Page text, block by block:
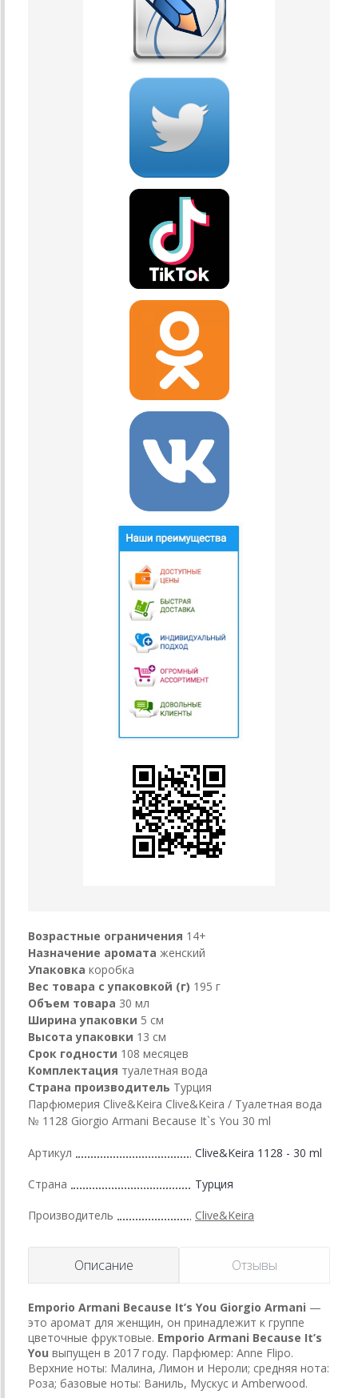
Возрастные ограничения 14+
Назначение аромата женский
Упаковка коробка
Вес товара с упаковкой (г) 195 г
Объем товара 30 мл
Ширина упаковки 5 см
Высота упаковки 13 см
Срок годности 108 месяцев
Комплектация туалетная вода
Страна производитель Турция
Парфюмерия Clive&Keira Clive&Keira / Туалетная вода
№ 1128 Giorgio Armani Because It`s You 30 ml
Артикул Clive&Keira 1128 - 30 ml
Страна Турция
Производитель Clive&Keira
Описание Отзывы
Emporio Armani Because It’s You Giorgio Armani —
это аромат для женщин, он принадлежит к группе
цветочные фруктовые. Emporio Armani Because It’s
You выпущен в 2017 году. Парфюмер: Anne Flipo.
Верхние ноты: Малина, Лимон и Нероли; средняя нота:
Роза; базовые ноты: Ваниль, Мускус и Amberwood.